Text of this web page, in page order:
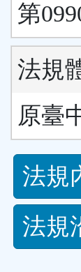
第
法規
原臺
法
規
功
法規
法規